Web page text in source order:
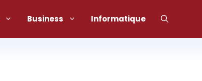
Business Informatique